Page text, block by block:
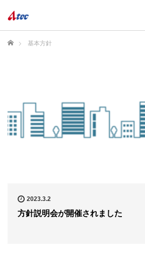
ホーム 基本方針
2023.3.2
方針説明会が開催されました